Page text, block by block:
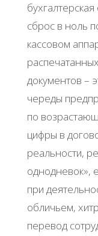
сброс в ноль
кассовом
документов –
череды
по
цифры в
реальности,
однодневок»,
при
обличьем,
перевод